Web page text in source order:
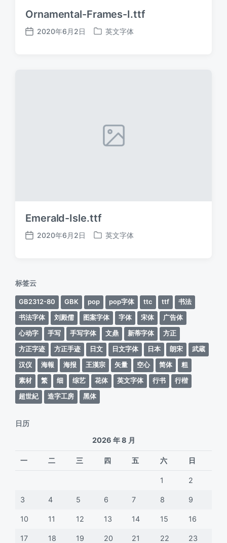
Ornamental-Frames-I.ttf
发
2020年6月2日
发
英文字体
Emerald-Isle.ttf
发
2020年6月2日
发
英文字体
标签云
GB2312-80 GBK pop pop字体 ttc ttf
书法
书法字体
刘殿儒 图案字体 字体 宋体
广告体
心动字
手写 手写字体 文鼎 新蒂字体
方正
方正字迹
方正手迹 日文 日文字体 日本 朗宋
武蔵
汉仪
海報 海报 王漢宗 矢量 空心 简体
粗
素材
繁 细 综艺 花体 英文字体 行书
行楷
超世紀
造字工房 黑体
日历
2026 年 8 月
一 二 三 四 五 六 日
1 2
3 4 5 6 7 8 9
10 11 12 13 14 15 16
17 18 19 20 21 22 23